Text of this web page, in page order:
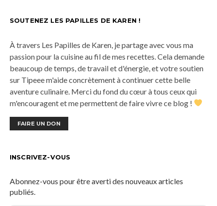
SOUTENEZ LES PAPILLES DE KAREN !
À travers Les Papilles de Karen, je partage avec vous ma
passion pour la cuisine au fil de mes recettes. Cela demande
beaucoup de temps, de travail et d'énergie, et votre soutien
sur Tipeee m'aide concrètement à continuer cette belle
aventure culinaire. Merci du fond du cœur à tous ceux qui
m'encouragent et me permettent de faire vivre ce blog !
FAIRE UN DON
INSCRIVEZ-VOUS
Abonnez-vous pour être averti des nouveaux articles
publiés.